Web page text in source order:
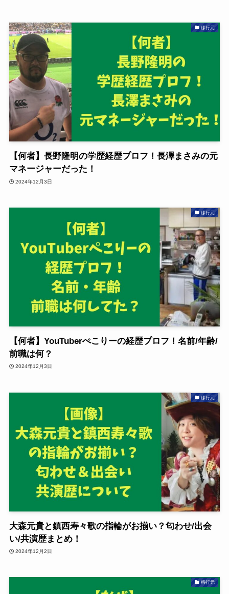
移行元
【何者】長野隆明の学歴経歴プロフ！長澤まさみの元
マネージャーだった！
2024年12月3日
移行元
【何者】YouTuberぺこりーの経歴プロフ！名前/年齢/
前職は何？
2024年12月3日
移行元
大森元貴と鎮西寿々歌の指輪がお揃い？匂わせ/出会
い/共演歴まとめ！
2024年12月2日
移行元